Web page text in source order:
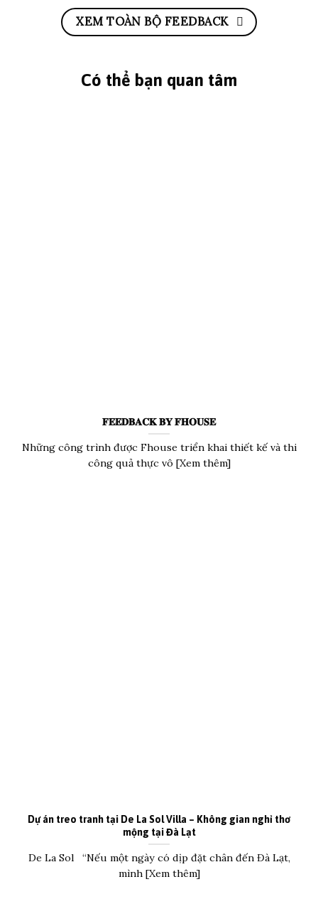
XEM TOÀN BỘ FEEDBACK
Có thể bạn quan tâm
𝐅𝐄𝐄𝐃𝐁𝐀𝐂𝐊 𝐁𝐘 𝐅𝐇𝐎𝐔𝐒𝐄
Những công trình được Fhouse triển khai thiết kế và thi
công quả thực vô [Xem thêm]
Dự án treo tranh tại De La Sol Villa – Không gian nghỉ thơ
mộng tại Đà Lạt
De La Sol “Nếu một ngày có dịp đặt chân đến Đà Lạt,
mình [Xem thêm]